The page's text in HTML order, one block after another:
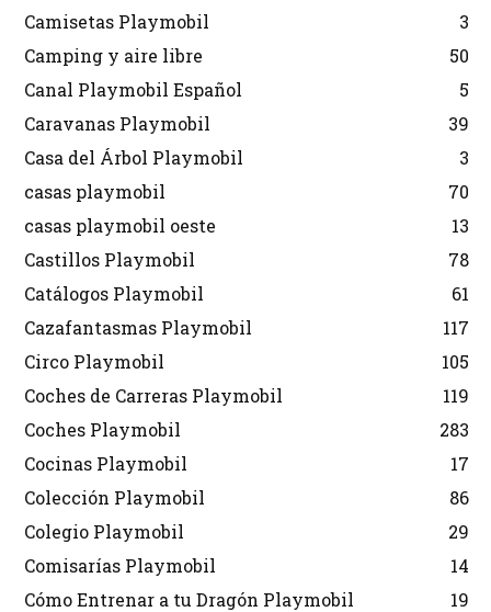
Camisetas Playmobil
3
Camping y aire libre
50
Canal Playmobil Español
5
Caravanas Playmobil
39
Casa del Árbol Playmobil
3
casas playmobil
70
casas playmobil oeste
13
Castillos Playmobil
78
Catálogos Playmobil
61
Cazafantasmas Playmobil
117
Circo Playmobil
105
Coches de Carreras Playmobil
119
Coches Playmobil
283
Cocinas Playmobil
17
Colección Playmobil
86
Colegio Playmobil
29
Comisarías Playmobil
14
Cómo Entrenar a tu Dragón Playmobil
19